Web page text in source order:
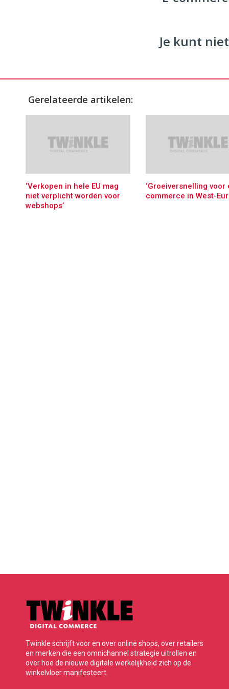
96 54
Je kunt
Gerelateerde artikelen:
‘Verkopen in hele EU mag
niet verplicht worden voor
webshops’
‘Groeiversnelling voor
commerce in West-
Twinkle schrijft voor en over online shops, over retailers
en merken die een omnichannel strategie uitrollen en
over hoe de nieuwe digitale werkelijkheid zich op de
winkelvloer manifesteert.